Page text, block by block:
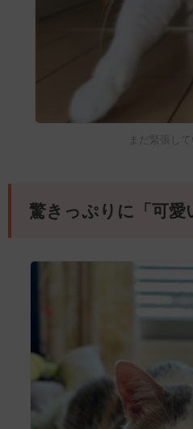
まだ緊張して
驚きっぷりに「可愛